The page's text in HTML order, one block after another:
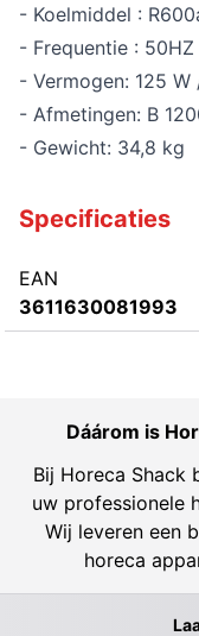
- Koelmiddel :
- Frequentie : 50HZ
- Vermogen: 125
- Afmetingen: B
- Gewicht: 34,8 kg
Specificaties
EAN
3611630081993
Dáárom is
Bij Horeca Shack
uw professionele
Wij leveren een
horeca